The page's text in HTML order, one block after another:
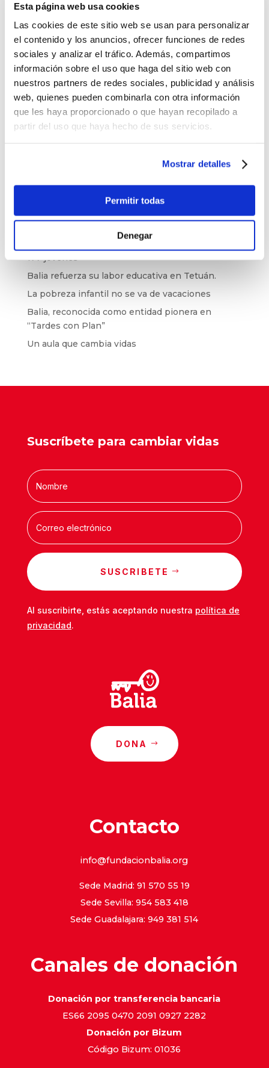
Esta página web usa cookies
Las cookies de este sitio web se usan para personalizar
el contenido y los anuncios, ofrecer funciones de redes
sociales y analizar el tráfico. Además, compartimos
información sobre el uso que haga del sitio web con
nuestros partners de redes sociales, publicidad y análisis
web, quienes pueden combinarla con otra información
que les haya proporcionado o que hayan recopilado a
partir del uso que haya hecho de sus servicios.
Mostrar detalles
Permitir todas
Denegar
que atraviesan muchas mujeres en este país,
capacitándolas para responder mejor a las
necesidades de las empresas”
, ha añadido.
Además, y comonovedad este año, se va a
realizarun nuevo voluntariado virtualpor parte
de personas voluntarias de Sopra Steria quienes
realizarán un apoyo individualizado a alumnas
del programa para ayudarlas a conseguir una
certificación oficial de competencias digitales
Buscar
Últimas noticias
El baloncesto de Balia cierra la temporada con
177 jóvenes
Balia refuerza su labor educativa en Tetuán.
La pobreza infantil no se va de vacaciones
Balia, reconocida como entidad pionera en
“Tardes con Plan”
Un aula que cambia vidas
Suscríbete para cambiar vidas
SUSCRIBETE
Al suscribirte, estás aceptando nuestra política de
privacidad.
DONA
Contacto
info@fundacionbalia.org
Sede Madrid: 91 570 55 19
Sede Sevilla: 954 583 418
Sede Guadalajara: 949 381 514
Canales de donación
Donación por transferencia bancaria
ES66 2095 0470 2091 0927 2282
Donación por Bizum
Código Bizum: 01036